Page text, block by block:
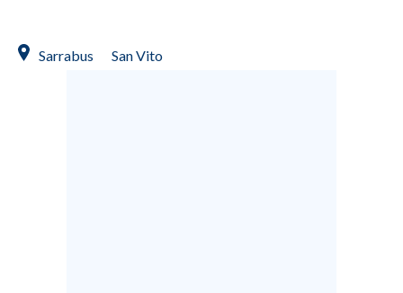
STORESarrabus San Vito